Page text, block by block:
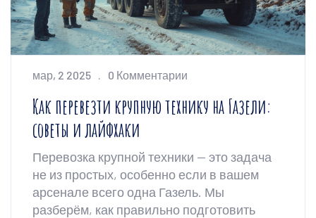
мар, 2 2025 0 Комментарии
Как перевезти крупную технику на Газели:
советы и лайфхаки
Перевозка крупной техники — это задача
не из простых, особенно если в вашем
арсенале всего одна Газель. Мы
разберём, как правильно подготовить